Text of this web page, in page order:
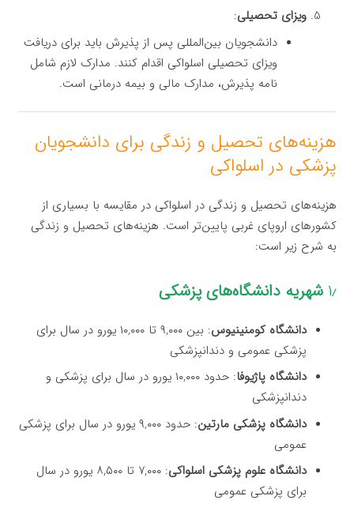
ویزای تحصیلی:
دانشجویان بین‌المللی پس از پذیرش باید برای دریافت
ویزای تحصیلی اسلواکی اقدام کنند. مدارک لازم شامل
نامه پذیرش، مدارک مالی و بیمه درمانی است.
هزینه‌های تحصیل و زندگی برای دانشجویان
پزشکی در اسلواکی
هزینه‌های تحصیل و زندگی در اسلواکی در مقایسه با بسیاری از
کشورهای اروپای غربی پایین‌تر است. هزینه‌های تحصیل و زندگی
به شرح زیر است:
۱٫ شهریه دانشگاه‌های پزشکی
دانشگاه کومنینیوس
: بین ۹,۰۰۰ تا ۱۰,۰۰۰ یورو در سال برای
پزشکی عمومی و دندانپزشکی
دانشگاه پاژیوفا
: حدود ۱۰,۰۰۰ یورو در سال برای پزشکی و
دندانپزشکی
دانشگاه پزشکی مارتین
: حدود ۹,۰۰۰ یورو در سال برای پزشکی
عمومی
دانشگاه علوم پزشکی اسلواکی
: ۷,۰۰۰ تا ۸,۵۰۰ یورو در سال
برای پزشکی عمومی